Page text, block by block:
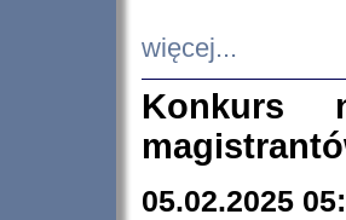
więcej...
Konkurs
05.02.2025